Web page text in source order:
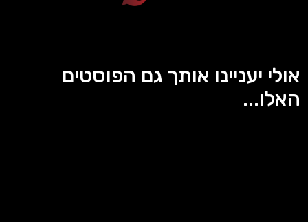
אולי יעניינו אותך גם הפוסטים
האלו...